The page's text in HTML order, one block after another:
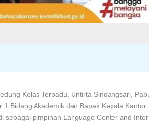
Kelas Terpadu, Untirta Sindangsari,
Bidang Akademik dan Bapak Kepala Kantor
sebagai pimpinan Language Center and